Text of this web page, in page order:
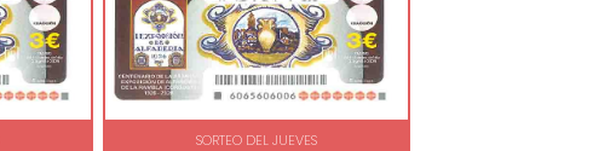
SORTEO DEL JUEVES